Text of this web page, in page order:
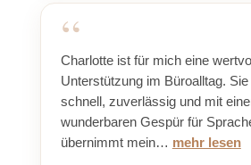
Charlotte ist für mich eine
Unterstützung im Büroalltag. Sie
schnell, zuverlässig und mit
wunderbaren Gespür für
übernimmt mein… mehr lesen